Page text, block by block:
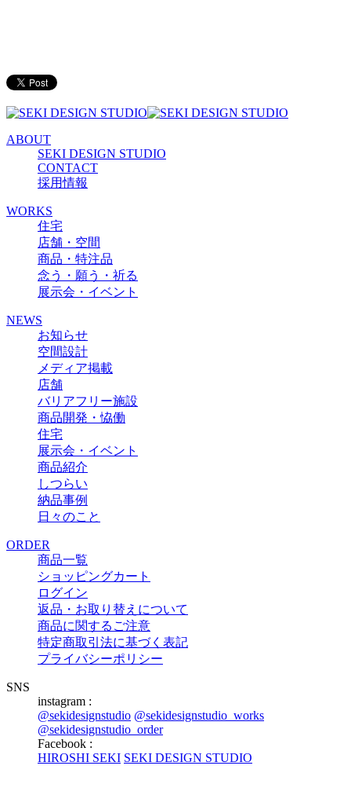
ABOUT
SEKI DESIGN STUDIO
CONTACT
採用情報
WORKS
住宅
店舗・空間
商品・特注品
念う・願う・祈る
展示会・イベント
NEWS
お知らせ
空間設計
メディア掲載
店舗
バリアフリー施設
商品開発・恊働
住宅
展示会・イベント
商品紹介
しつらい
納品事例
日々のこと
ORDER
商品一覧
ショッピングカート
ログイン
返品・お取り替えについて
商品に関するご注意
特定商取引法に基づく表記
プライバシーポリシー
SNS
instagram :
@sekidesignstudio @sekidesignstudio_works
@sekidesignstudio_order
Facebook :
HIROSHI SEKI SEKI DESIGN STUDIO